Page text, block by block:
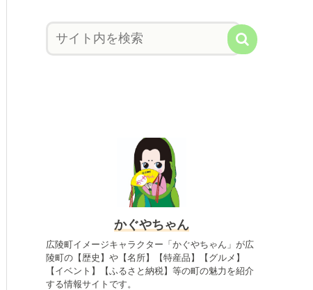
かぐやちゃん
広陵町イメージキャラクター「かぐやちゃん」が広
陵町の【歴史】や【名所】【特産品】【グルメ】
【イベント】【ふるさと納税】等の町の魅力を紹介
する情報サイトです。